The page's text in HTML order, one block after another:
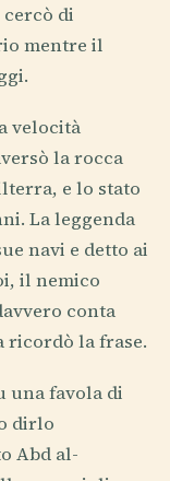
di
mentre il
velocità
la rocca
e lo stato
La leggenda
navi e detto ai
il nemico
conta
ricordò la frase.
una favola di
dirlo
Abd al-